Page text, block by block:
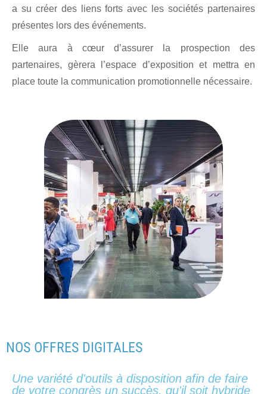
a su créer des liens forts avec les sociétés partenaires
présentes lors des événements.
Elle aura à cœur d’assurer la prospection des
partenaires, gèrera l’espace d’exposition et mettra en
place toute la communication promotionnelle nécessaire.
NOS OFFRES DIGITALES
Une variété d'outils à disposition afin de faire
de votre congrès un succès, qu'il soit hybride